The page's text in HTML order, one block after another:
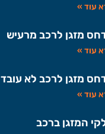
עוד »
מזגן לרכב מרעיש
עוד »
מזגן לרכב לא עובד
עוד »
המזגן ברכב